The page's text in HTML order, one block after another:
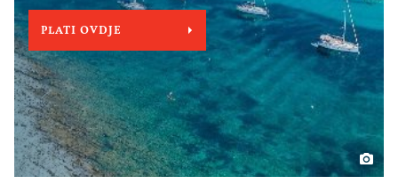
PLATI OVDJE